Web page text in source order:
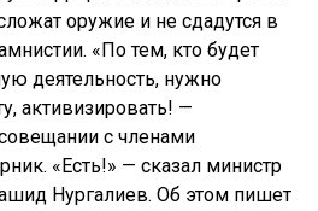
оружие и не сдадутся в
«По тем, кто будет
деятельность, нужно
активизировать! —
с членами
«Есть!» — сказал министр
Нургалиев. Об этом пишет